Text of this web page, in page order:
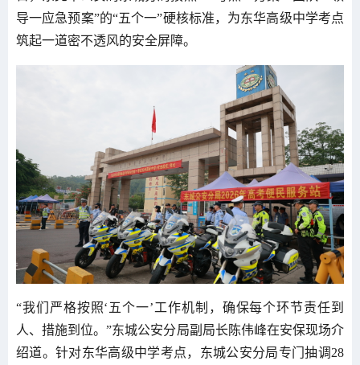
导一应急预案”的“五个一”硬核标准，为东华高级中学考点
筑起一道密不透风的安全屏障。
“我们严格按照‘五个一’工作机制，确保每个环节责任到
人、措施到位。”东城公安分局副局长陈伟峰在安保现场介
绍道。针对东华高级中学考点，东城公安分局专门抽调28